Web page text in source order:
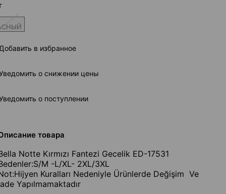
в избранное
о снижении цены
о поступлении
товара
Notte Kırmızı Fantezi Gecelik ED-17531
M -L/XL- 2XL/3XL
Kuralları Nedeniyle Ürünlerde Değişim Ve
Yapılmamaktadır